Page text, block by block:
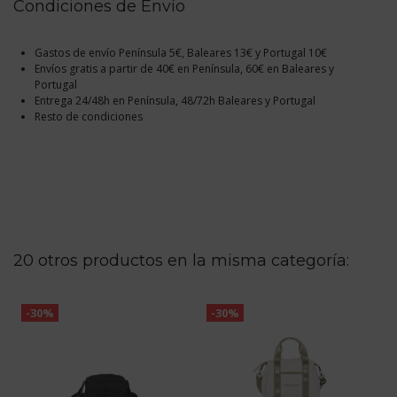
Condiciones de Envío
Gastos de envío Península 5€, Baleares 13€ y Portugal 10€
Envíos gratis a partir de 40€ en Península, 60€ en Baleares y
Portugal
Entrega 24/48h en Península, 48/72h Baleares y Portugal
Resto de condiciones
20 otros productos en la misma categoría:
-30% -30%